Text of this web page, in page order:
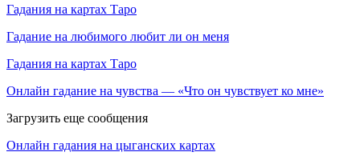
Гадания на картах Таро
Гадание на любимого любит ли он меня
Гадания на картах Таро
Онлайн гадание на чувства — «Что он чувствует ко мне»
Загрузить еще сообщения
Онлайн гадания на цыганских картах